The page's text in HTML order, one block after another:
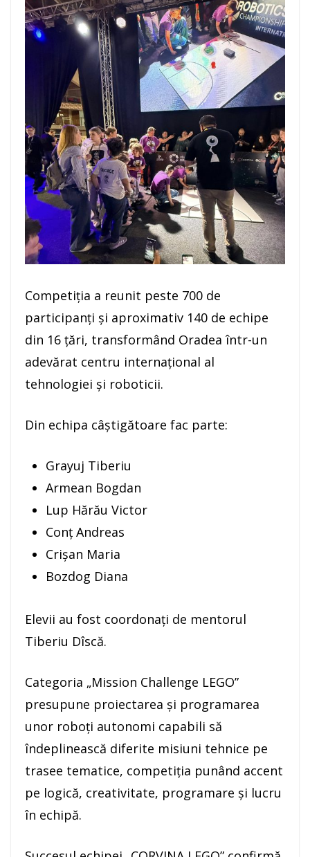
Competiția a reunit peste 700 de
participanți și aproximativ 140 de echipe
din 16 țări, transformând Oradea într-un
adevărat centru internațional al
tehnologiei și roboticii.
Din echipa câștigătoare fac parte:
Grayuj Tiberiu
Armean Bogdan
Lup Hărău Victor
Conț Andreas
Crișan Maria
Bozdog Diana
Elevii au fost coordonați de mentorul
Tiberiu Dîscă.
Categoria „Mission Challenge LEGO”
presupune proiectarea și programarea
unor roboți autonomi capabili să
îndeplinească diferite misiuni tehnice pe
trasee tematice, competiția punând accent
pe logică, creativitate, programare și lucru
în echipă.